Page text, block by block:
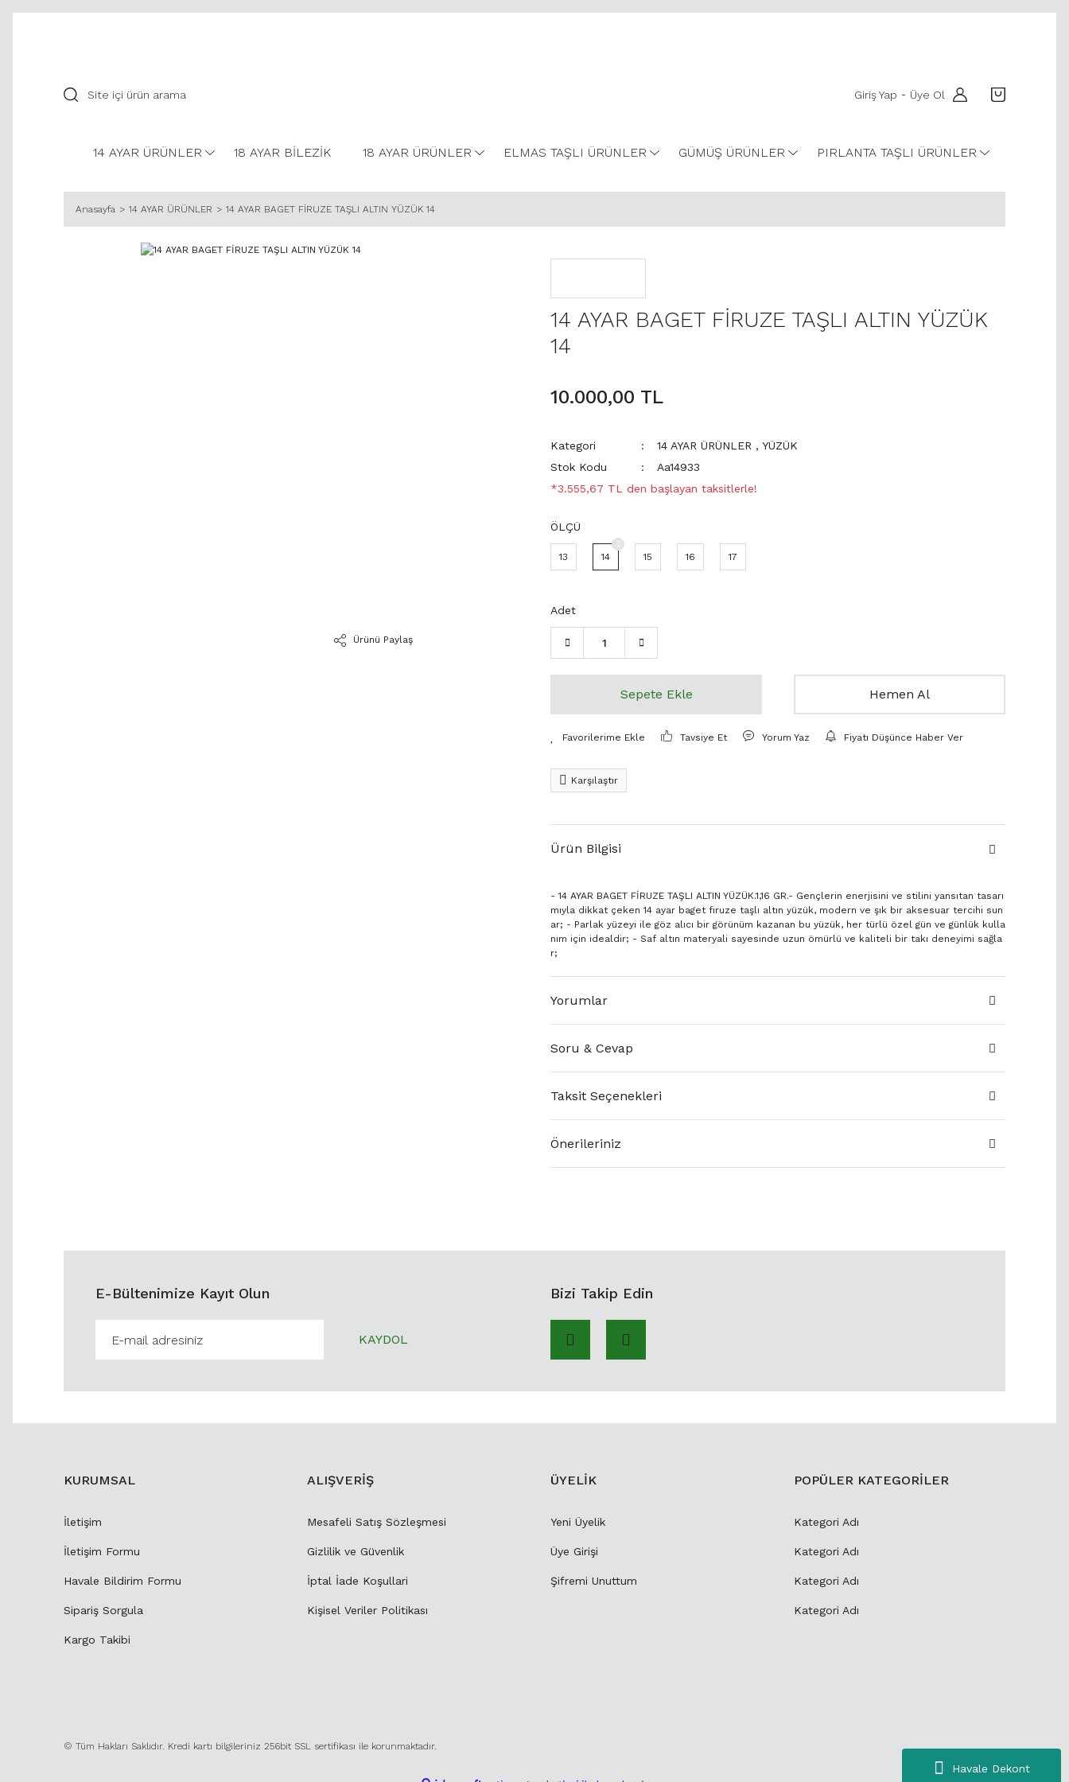
Havale Dekont
Giriş Yap - Üye Ol
14 AYAR ÜRÜNLER 18 AYAR BİLEZİK 18 AYAR ÜRÜNLER ELMAS TAŞLI ÜRÜNLER GÜMÜŞ ÜRÜNLER PIRLANTA TAŞLI ÜRÜNLER
Anasayfa 14 AYAR ÜRÜNLER 14 AYAR BAGET FİRUZE TAŞLI ALTIN YÜZÜK 14
Ürünü Paylaş
14 AYAR BAGET FİRUZE TAŞLI ALTIN YÜZÜK
14
10.000,00 TL
Kategori 14 AYAR ÜRÜNLER ,YÜZÜK
Stok Kodu
Aa14933
*3.555,67 TL den başlayan taksitlerle!
ÖLÇÜ
13 14 15 16 17
Adet
Sepete Ekle Hemen Al
Tavsiye Et Yorum Yaz Fiyatı Düşünce Haber Ver
Karşılaştır
Ürün Bilgisi
- 14 AYAR BAGET FİRUZE TAŞLI ALTIN YÜZÜK.1,16 GR.- Gençlerin enerjisini ve stilini yansıtan tasarı
mıyla dikkat çeken 14 ayar baget firuze taşlı altın yüzük, modern ve şık bir aksesuar tercihi sun
ar; - Parlak yüzeyi ile göz alıcı bir görünüm kazanan bu yüzük, her türlü özel gün ve günlük kulla
nım için idealdir; - Saf altın materyali sayesinde uzun ömürlü ve kaliteli bir takı deneyimi sağla
r;
Yorumlar
Soru & Cevap
Taksit Seçenekleri
Önerileriniz
E-Bültenimize Kayıt Olun
KAYDOL
Bizi Takip Edin
KURUMSAL
İletişim
İletişim Formu
Havale Bildirim Formu
Sipariş Sorgula
Kargo Takibi
ALIŞVERİŞ
Mesafeli Satış Sözleşmesi
Gizlilik ve Güvenlik
İptal İade Koşullari
Kişisel Veriler Politikası
ÜYELİK
Yeni Üyelik
Üye Girişi
Şifremi Unuttum
POPÜLER KATEGORİLER
Kategori Adı
Kategori Adı
Kategori Adı
Kategori Adı
© Tüm Hakları Saklıdır. Kredi kartı bilgileriniz 256bit SSL sertifikası ile korunmaktadır.